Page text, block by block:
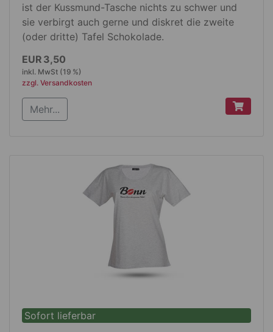
ist der Kussmund-Tasche nichts zu schwer und
sie verbirgt auch gerne und diskret die zweite
(oder dritte) Tafel Schokolade.
Produktdetails
Schwarz mit kurzen Henkeln
Größe 38 x 42 cm
14 Liter
EUR 3,50
inkl. MwSt (19 %)
zzgl. Versandkosten
Mehr...
Sofort lieferbar